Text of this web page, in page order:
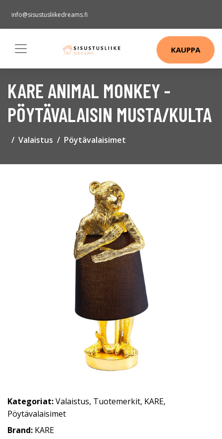
info@sisustusliikedreams.fi
KAUPPA
KARE ANIMAL MONKEY -
PÖYTÄVALAISIN MUSTA/KULTA
Valaistus Pöytävalaisimet
Kategoriat:Valaistus, Tuotemerkit, KARE,
Pöytävalaisimet
Brand: KARE